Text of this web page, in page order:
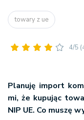
towary z ue
4/5
Planuję import
mi, że kupując
NIP UE. Co muszę